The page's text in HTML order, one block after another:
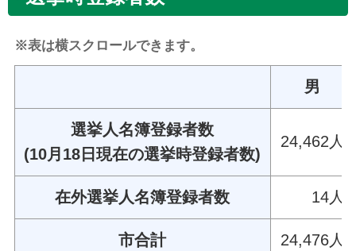
※表は横スクロールできます。
男
選挙人名簿登録者数
(10月18日現在の選挙時登録者数)
24,462人
在外選挙人名簿登録者数 14人
市合計 24,476人